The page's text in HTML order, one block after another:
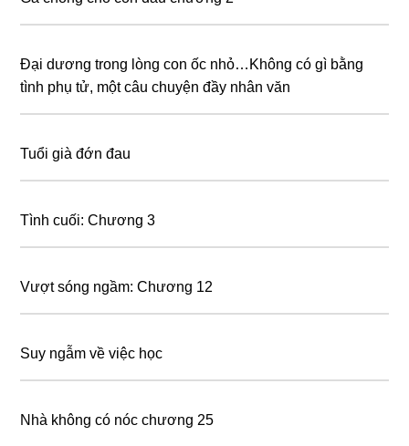
Đại dương trong lòng con ốc nhỏ…Không có gì bằng
tình phụ tử, một câu chuyện đầy nhân văn
Tuổi già đớn đau
Tình cuối: Chương 3
Vượt sóng ngầm: Chương 12
Suy ngẫm về việc học
Nhà không có nóc chương 25